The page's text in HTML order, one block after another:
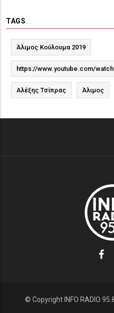
TAGS
Άλιμος Κούλουμα 2019
https://www.youtube.com/
Αλέξης Τσίπρας Άλιμος
© Copyright INFO RADIO